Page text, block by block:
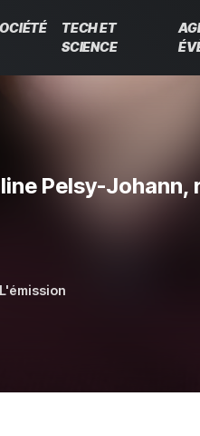
TECH ET
SCIENCE
Pelsy-
L'émission